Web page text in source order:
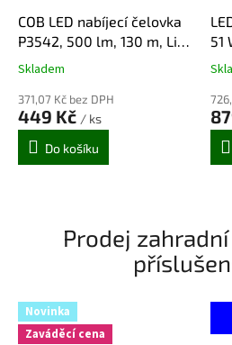
COB LED nabíjecí čelovka
P3542, 500 lm, 130 m, Li-
pol 1200 mAh
Průměrné
produktu
je
5,0
Skladem
371,07 Kč bez DPH
449 Kč / ks
Do košíku
51
je
5,0
Prodej
Novinka
Zaváděcí cena